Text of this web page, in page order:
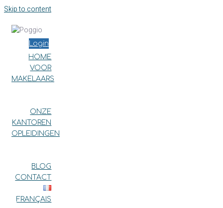
Skip to content
Login
HOME
VOOR
MAKELAARS
ONZE
KANTOREN
OPLEIDINGEN
BLOG
CONTACT
FRANÇAIS